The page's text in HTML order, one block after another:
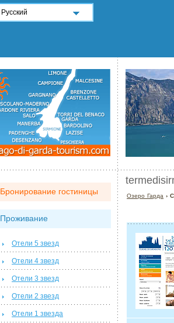
Озеро Гарда ›
Бронирование гостиницы
Проживание
Отели 5 звезд
Отели 4 звезд
Отели 3 звезд
Отели 2 звезд
Отели 1 звезда
Русский